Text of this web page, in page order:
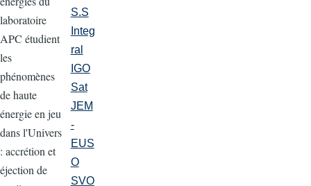
laboratoire
APC étudient
les
phénomènes
de haute
énergie en jeu
dans l'Univers
: accrétion et
éjection de
S.S
Integ
ral
IGO
Sat
JEM
-
EUS
O
SVO